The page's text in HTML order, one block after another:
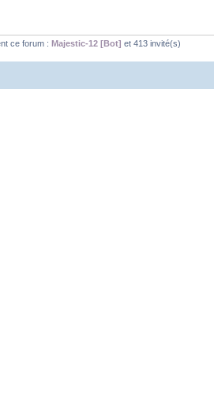
ce forum : Majestic-12 [Bot] et 413 invité(s)